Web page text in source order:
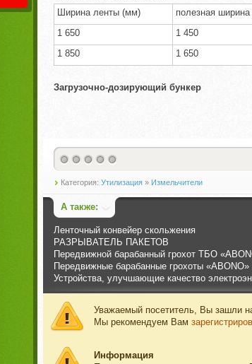
Ширина ленты (мм)
полезная
1 650
1 450
1 850
1 650
Загрузочно-дозирующий бункер
Категория: Утилизация» Измельчители
А также:
Ленточный конвейер скольжения
РАЗРЫВАТЕЛЬ ПАКЕТОВ
Передвижной барабанный грохот ТБО
Передвижные барабанные грохоты «ABONO»
Устройства, улучшающие качество
Уважаемый посетитель, Вы зашли
Мы рекомендуем Вам
Информация